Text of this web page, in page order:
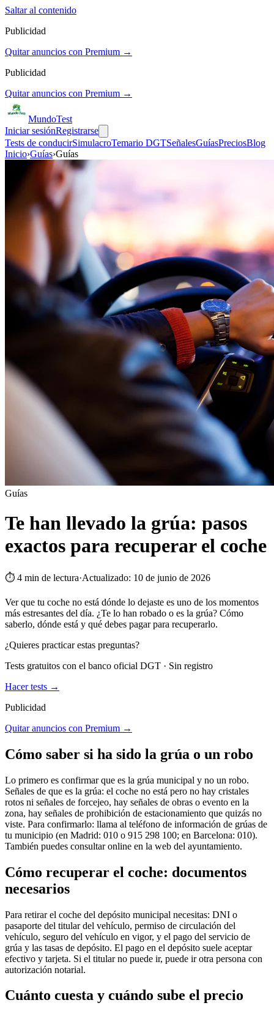
Saltar al contenido
Publicidad
Quitar anuncios con Premium →
Publicidad
Quitar anuncios con Premium →
MundoTest
Iniciar sesiónRegistrarse
Tests de conducirSimulacroTemario DGTSeñalesGuíasPreciosBlog
Inicio›Guías›Guías
Guías
Te han llevado la grúa: pasos
exactos para recuperar el coche
⏱ 4 min de lectura·Actualizado: 10 de junio de 2026
Ver que tu coche no está dónde lo dejaste es uno de los momentos
más estresantes del día. ¿Te lo han robado o es la grúa? Cómo
saberlo, dónde está y qué debes pagar para recuperarlo.
¿Quieres practicar estas preguntas?
Tests gratuitos con el banco oficial DGT · Sin registro
Hacer tests →
Publicidad
Quitar anuncios con Premium →
Cómo saber si ha sido la grúa o un robo
Lo primero es confirmar que es la grúa municipal y no un robo.
Señales de que es la grúa: el coche no está pero no hay cristales
rotos ni señales de forcejeo, hay señales de obras o evento en la
zona, hay señales de prohibición de estacionamiento que quizás no
viste. Para confirmarlo: llama al teléfono de información de grúas de
tu municipio (en Madrid: 010 o 915 298 100; en Barcelona: 010).
También puedes consultar online en la web del ayuntamiento.
Cómo recuperar el coche: documentos
necesarios
Para retirar el coche del depósito municipal necesitas: DNI o
pasaporte del titular del vehículo, permiso de circulación del
vehículo, seguro del vehículo en vigor, y el pago del servicio de
grúa y las tasas de depósito. El pago en el depósito suele aceptar
efectivo y tarjeta. Si el titular no puede ir, puede ir otra persona con
autorización notarial.
Cuánto cuesta y cuándo sube el precio